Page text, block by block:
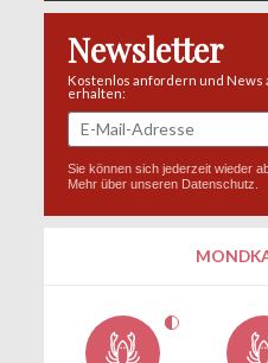
Newsletter
Kostenlos anfordern und News
erhalten:
Sie können sich jederzeit wieder
Mehr über unseren Datenschutz